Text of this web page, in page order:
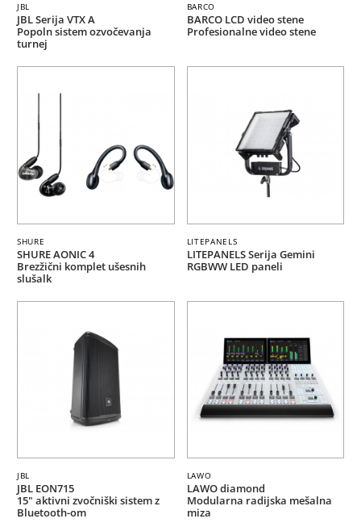
JBL
JBL Serija VTX A
Popoln sistem ozvočevanja
turnej
BARCO
BARCO LCD video stene
Profesionalne video stene
SHURE
SHURE AONIC 4
Brezžični komplet ušesnih
slušalk
LITEPANELS
LITEPANELS Serija Gemini
RGBWW LED paneli
JBL
JBL EON715
15" aktivni zvočniški sistem z
Bluetooth-om
LAWO
LAWO diamond
Modularna radijska mešalna
miza